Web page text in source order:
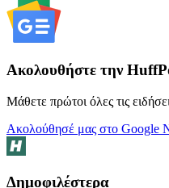
Ακολουθήστε την
Μάθετε πρώτοι όλες τις
Ακολούθησέ μας στο Google
Δημοφιλέστερα